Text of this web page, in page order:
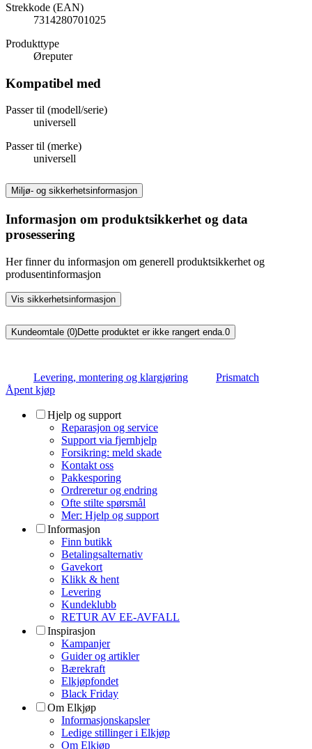
Strekkode (EAN)
7314280701025
Produkttype
Øreputer
Kompatibel med
Passer til (modell/serie)
universell
Passer til (merke)
universell
Miljø- og sikkerhetsinformasjon
Informasjon om produktsikkerhet og data
prosessering
Her finner du informasjon om generell produktsikkerhet og
produsentinformasjon
Vis sikkerhetsinformasjon
Kundeomtale (0)Dette produktet er ikke rangert enda. 0
Levering, montering og klargjøring
Prismatch
Åpent kjøp
Hjelp og support
Reparasjon og service
Support via fjernhjelp
Forsikring: meld skade
Kontakt oss
Pakkesporing
Ordreretur og endring
Ofte stilte spørsmål
Mer: Hjelp og support
Informasjon
Finn butikk
Betalingsalternativ
Gavekort
Klikk & hent
Levering
Kundeklubb
RETUR AV EE-AVFALL
Inspirasjon
Kampanjer
Guider og artikler
Bærekraft
Elkjøpfondet
Black Friday
Om Elkjøp
Informasjonskapsler
Ledige stillinger i Elkjøp
Om Elkjøp